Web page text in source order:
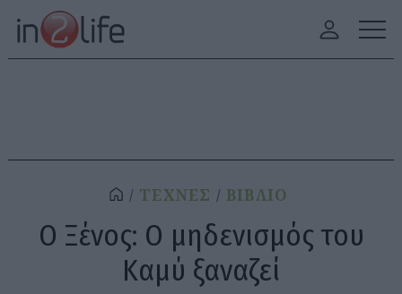
ΤΕΧΝΕΣ ΒΙΒΛΙΟ
Ο Ξένος: Ο μηδενισμός του
Καμύ ξαναζεί